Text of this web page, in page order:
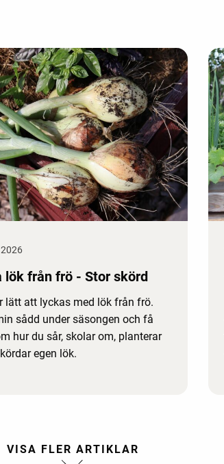
lök från frö - Stor skörd
lätt att lyckas med lök från frö.
sådd under säsongen och få
hur du sår, skolar om, planterar
egen lök.